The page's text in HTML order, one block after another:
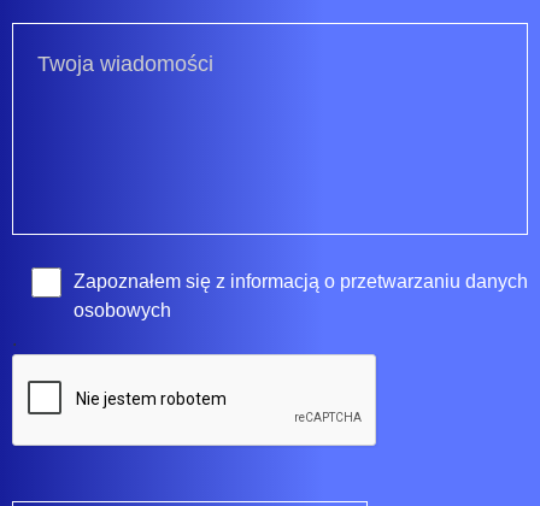
Zapoznałem się z informacją o przetwarzaniu danych
osobowych
.